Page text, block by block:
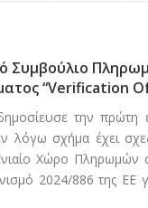
“Verification Of
την
λόγω σχήμα έχει
Χώρο Πληρωμών
2024/886 της ΕΕ